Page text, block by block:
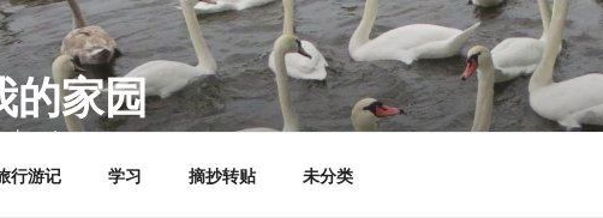
的家园
planet
行游记 学习 摘抄转贴 未分类